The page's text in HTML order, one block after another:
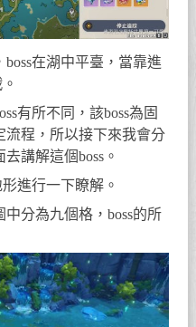
在湖中平臺，當靠進
有所不同，該boss為固
流程，所以接下來我會分
講解這個boss。
進行一下瞭解。
分為九個格，boss的所